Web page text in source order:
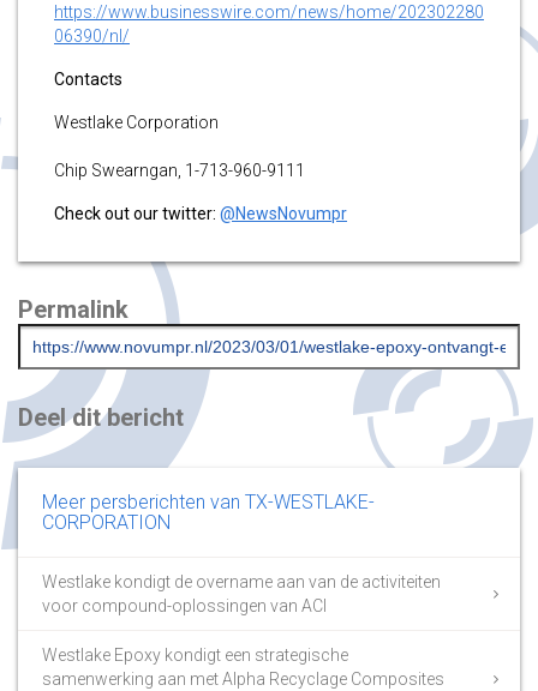
https://www.businesswire.com/news/home/202302280
06390/nl/
Contacts
Westlake Corporation
Chip Swearngan, 1-713-960-9111
Check out our twitter: @NewsNovumpr
Permalink
Deel dit bericht
Meer persberichten van TX-WESTLAKE-
CORPORATION
Westlake kondigt de overname aan van de activiteiten
voor compound-oplossingen van ACI
Westlake Epoxy kondigt een strategische
samenwerking aan met Alpha Recyclage Composites